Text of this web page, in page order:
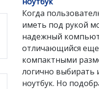
Когда
иметь под рукой
надежный
отличающийся
компактными
логично выбирать
ноутбук. Но